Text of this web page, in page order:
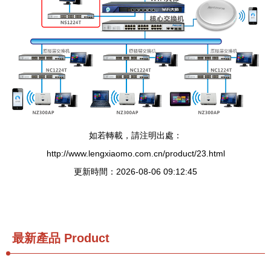
如若轉載，請注明出處：
http://www.lengxiaomo.com.cn/product/23.html
更新時間：2026-08-06 09:12:45
最新產品 Product